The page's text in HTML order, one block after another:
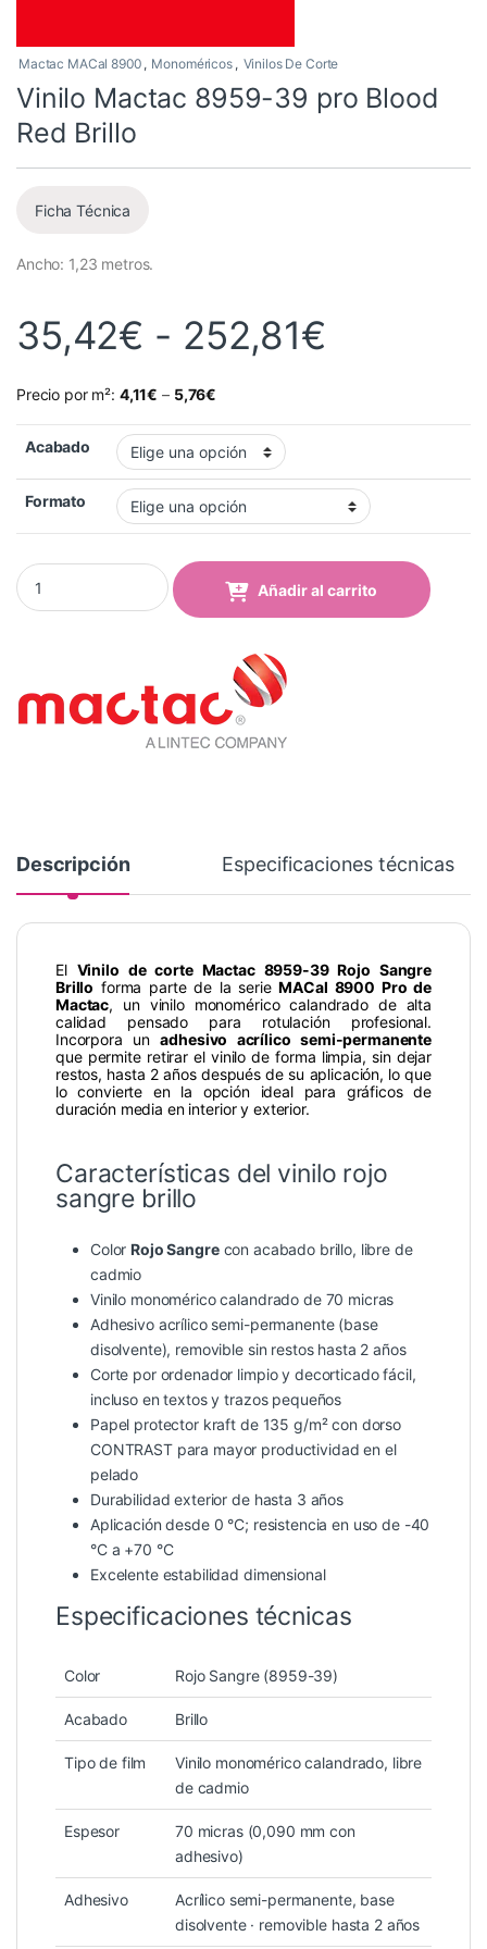
Mactac MACal 8900 , Monoméricos , Vinilos De Corte
Vinilo Mactac 8959-39 pro Blood
Red Brillo
Ficha Técnica
Ancho: 1,23 metros.
35,42€ - 252,81€
Precio por m²: 4,11€ – 5,76€
Acabado
Formato
Vinilo Mactac 8959-39 pro Blood Red Brillo quantity
Añadir al carrito
Descripción Especificaciones técnicas
El Vinilo de corte Mactac 8959-39 Rojo Sangre
Brillo forma parte de la serieMACal 8900 Pro de
Mactac, un vinilo monomérico calandrado de alta
calidad pensado para rotulación profesional.
Incorpora unadhesivo acrílico semi-permanente
que permite retirar el vinilo de forma limpia, sin dejar
restos, hasta 2 años después de su aplicación, lo que
lo convierte en la opción ideal para gráficos de
duración media en interior y exterior.
Características del vinilo rojo
sangre brillo
ColorRojo Sangrecon acabado brillo, libre de
cadmio
Vinilo monomérico calandrado de 70 micras
Adhesivo acrílico semi-permanente (base
disolvente), removible sin restos hasta 2 años
Corte por ordenador limpio y decorticado fácil,
incluso en textos y trazos pequeños
Papel protector kraft de 135 g/m² con dorso
CONTRAST para mayor productividad en el
pelado
Durabilidad exterior de hasta 3 años
Aplicación desde 0 °C; resistencia en uso de -40
°C a +70 °C
Excelente estabilidad dimensional
Especificaciones técnicas
Color Rojo Sangre (8959-39)
Acabado Brillo
Tipo de film
Vinilo monomérico calandrado, libre
de cadmio
Espesor
70 micras (0,090 mm con
adhesivo)
Adhesivo
Acrílico semi-permanente, base
disolvente · removible hasta 2 años